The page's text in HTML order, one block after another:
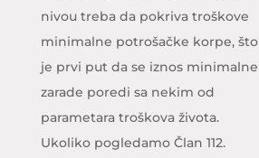
nivou treba da pokriva troškove
minimalne potrošačke korpe, što
je prvi put da se iznos minimalne
zarade poredi sa nekim od
parametara troškova života.
Ukoliko pogledamo Član 112.